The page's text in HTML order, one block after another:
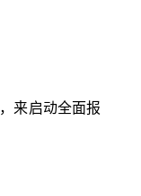
来启动全面报